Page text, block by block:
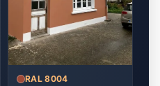
RAL 8004